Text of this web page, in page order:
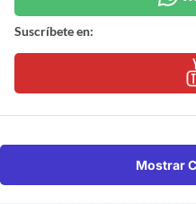
Suscríbete en:
Mostrar